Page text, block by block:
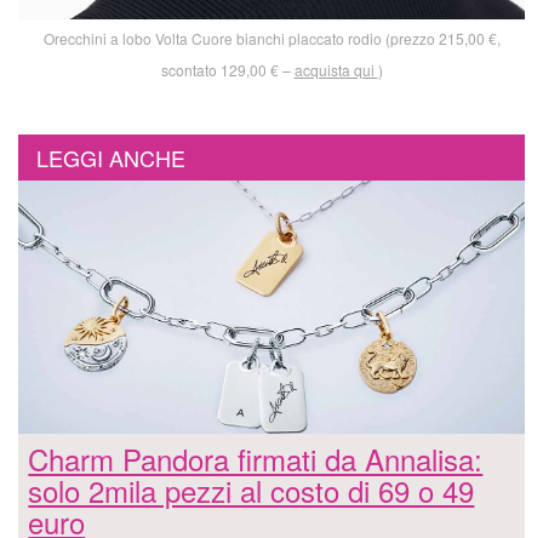
Orecchini a lobo Volta Cuore bianchi placcato rodio (prezzo 215,00 €,
scontato 129,00 € –acquista qui )
LEGGI ANCHE
Charm Pandora firmati da Annalisa:
solo 2mila pezzi al costo di 69 o 49
euro